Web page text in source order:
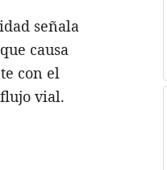
señala
causa
con el
vial.